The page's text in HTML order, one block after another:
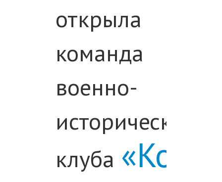
открыла
команда
военно-
исторического
клуба